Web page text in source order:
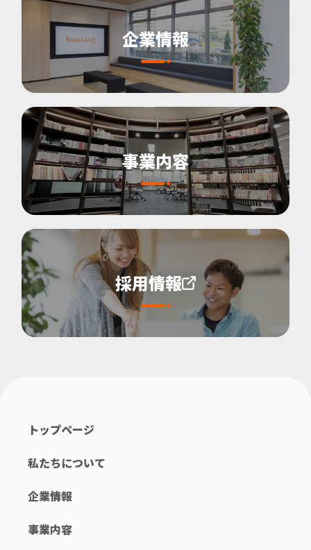
企業情報
事業内容
採用情報
トップページ
私たちについて
企業情報
事業内容